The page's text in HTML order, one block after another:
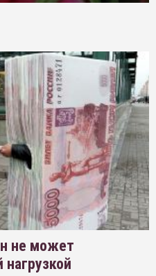
не может